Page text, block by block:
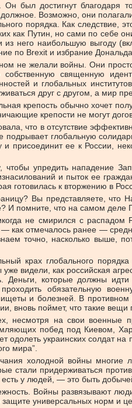
был достигнут
Возможно, они
порядка. Как следствие,
как Путин, но сами по
из него наибольшую
по Brexit и избрание
не желали войны. Они
священную
и глобальных
друг с другом, а мир
крепость обычно хочет
крепости не могут
что в отсутствие
глобальную
присоединит ее к России,
упредить нападение
и пыток ее
готовилась к вторжению в
Вы представляете,
И помните, что на самом деле
не смирился с
— как отмечалось ранее —
точно, насколько выше,
крах глобального
видели, как российская
Деньги, которые должны
обязательную
и болезней. В
вновь поймет, что такие вещи
несмотря на свои военные
побед под Киевом,
украинских солдат
мира”.
холодной войны
стали придерживаться
у людей, — это быть
Войны развязывают
универсальных норм и